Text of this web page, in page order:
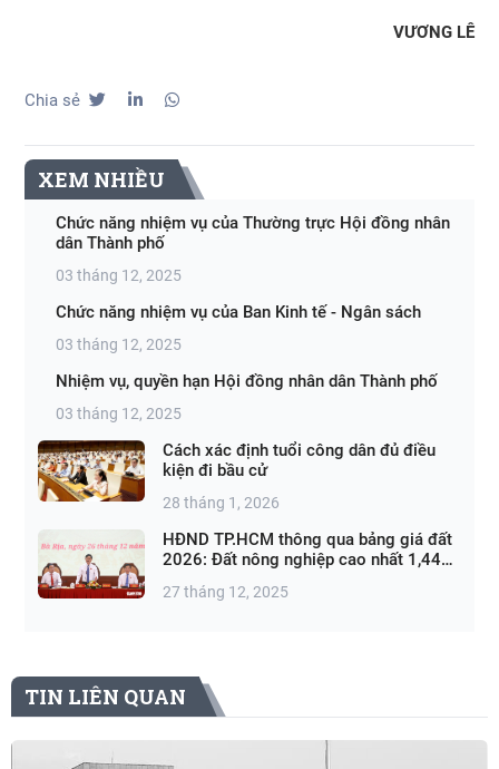
VƯƠNG LÊ
Chia sẻ
XEM NHIỀU
Chức năng nhiệm vụ của Thường trực Hội đồng nhân
dân Thành phố
03 tháng 12, 2025
Chức năng nhiệm vụ của Ban Kinh tế - Ngân sách
03 tháng 12, 2025
Nhiệm vụ, quyền hạn Hội đồng nhân dân Thành phố
03 tháng 12, 2025
Cách xác định tuổi công dân đủ điều
kiện đi bầu cử
28 tháng 1, 2026
HĐND TP.HCM thông qua bảng giá đất
2026: Đất nông nghiệp cao nhất 1,44
27 tháng 12, 2025
TIN LIÊN QUAN